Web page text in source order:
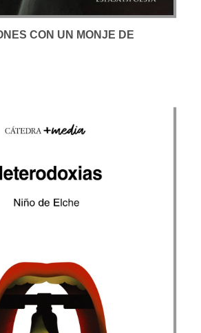
CON UN MONJE DE